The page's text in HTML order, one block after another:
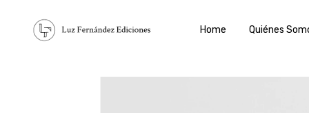
Home Quiénes